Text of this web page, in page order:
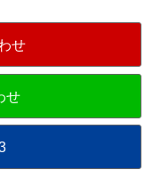
せ